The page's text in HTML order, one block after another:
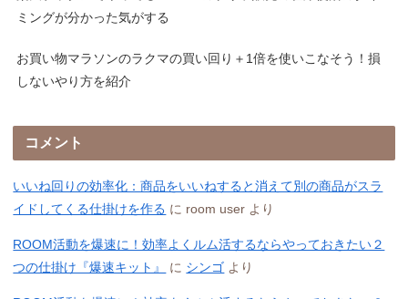
ミングが分かった気がする
お買い物マラソンのラクマの買い回り＋1倍を使いこなそう！損
しないやり方を紹介
コメント
いいね回りの効率化：商品をいいねすると消えて別の商品がスラ
イドしてくる仕掛けを作る に room user より
ROOM活動を爆速に！効率よくルム活するならやっておきたい２
つの仕掛け『爆速キット』
に シンゴ より